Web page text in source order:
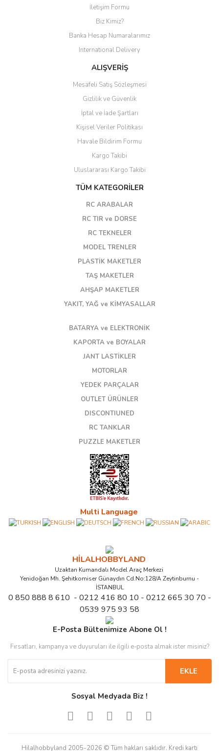
İletişim Formu
Biz Kimiz?
Banka Hesap Numaralarımız
International Delivery
ALIŞVERİŞ
Mesafeli Satış Sözleşmesi
Gizlilik ve Güvenlik
İptal ve İade Şartları
Kişisel Veriler Politikası
Havale Bildirim Formu
Kargo Takibi
Uluslararası Kargo Takibi
TÜM KATEGORİLER
RC ARABALAR
RC TIR ve DORSE
RC TEKNELER
MODEL TRENLER
PLASTİK MAKETLER
TAŞ MAKETLER
AHŞAP MAKETLER
YAKIT, YAĞ ve KİMYASALLAR
BATARYA ve ELEKTRONİK
KAPORTA ve BOYALAR
JANT LASTİKLER
MOTORLAR
YEDEK PARÇALAR
OUTLET ÜRÜNLER
DISCONTIUNED
RC TANKLAR
PUZZLE MAKETLER
Multi Language
HİLALHOBBYLAND
Uzaktan Kumandalı Model Araç Merkezi
Yenidoğan Mh. Şehitkomiser Günaydın Cd.No:128/A Zeytinburnu -
İSTANBUL
0 850 888 8 610 - 0212 416 80 10 - 0212 665 30 70 -
0539 975 93 58
E-Posta Bültenimize Abone Ol !
Fırsatları, kampanya ve duyuruları ile ilgili e-posta almak ister misiniz?
EKLE
Sosyal Medyada Biz !
Hilalhobbyland 2005-2026 © Tüm hakları saklıdır. Kredi kartı